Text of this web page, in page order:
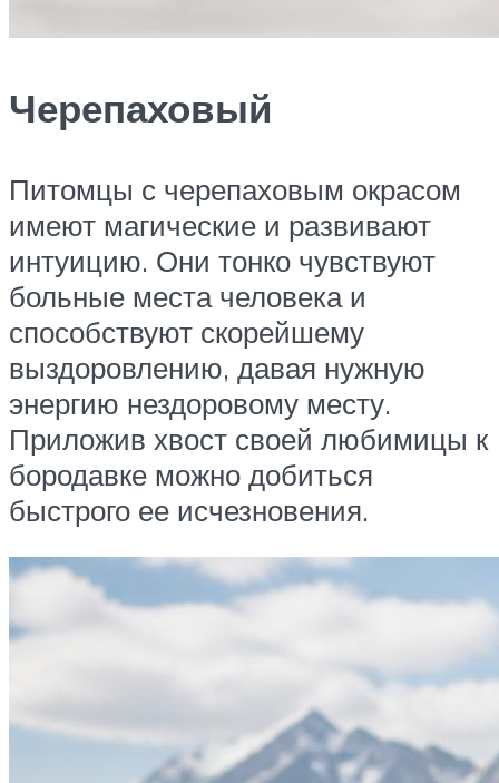
Черепаховый
Питомцы с черепаховым окрасом
имеют магические и развивают
интуицию. Они тонко чувствуют
больные места человека и
способствуют скорейшему
выздоровлению, давая нужную
энергию нездоровому месту.
Приложив хвост своей любимицы к
бородавке можно добиться
быстрого ее исчезновения.